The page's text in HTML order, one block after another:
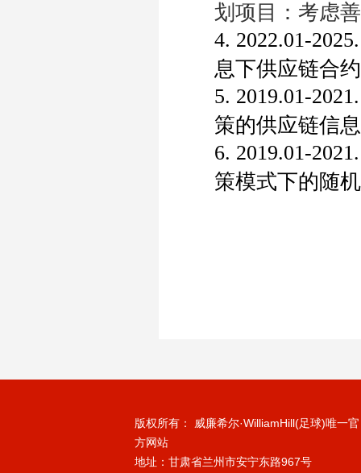
划项目：考虑
4. 2022.01-
息下供应链合
5. 2019.01-
策的供应链信
6. 2019.01-
策模式下的随
版权所有： 威廉希尔·WilliamHill(足球)唯一官
方网站
地址：甘肃省兰州市安宁东路967号